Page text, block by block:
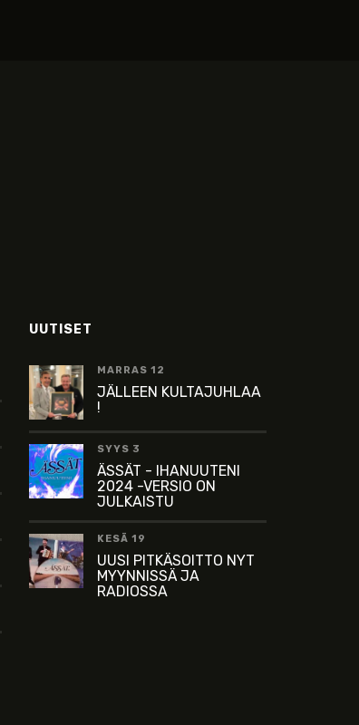
UUTISET
MARRAS 12
JÄLLEEN KULTAJUHLAA
!
SYYS 3
ÄSSÄT - IHANUUTENI
2024 -VERSIO ON
JULKAISTU
KESÄ 19
UUSI PITKÄSOITTO NYT
MYYNNISSÄ JA
RADIOSSA